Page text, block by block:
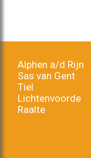
Alphen a/d Rijn
Sas van Gent
Tiel
Lichtenvoorde
Raalte